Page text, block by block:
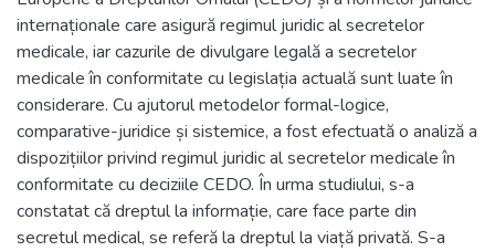
internaționale care asigură regimul juridic al secretelor
medicale, iar cazurile de divulgare legală a secretelor
medicale în conformitate cu legislația actuală sunt luate în
considerare. Cu ajutorul metodelor formal-logice,
comparative-juridice și sistemice, a fost efectuată o analiză a
dispozițiilor privind regimul juridic al secretelor medicale în
conformitate cu deciziile CEDO. În urma studiului, s-a
constatat că dreptul la informație, care face parte din
secretul medical, se referă la dreptul la viață privată. S-a